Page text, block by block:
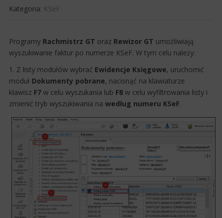
Kategoria: KSeF
Programy Rachmistrz GT oraz Rewizor GT umożliwiają​​
wyszukiwanie faktur po numerze KSeF. W tym celu należy:
1. Z listy modułów wybrać Ewidencje Księgowe, uruchomić
moduł Dokumenty pobrane, nacisnąć na klawiaturze
klawisz F7 w celu wyszukania lub F8 w celu wyfiltrowania listy i
zmienić tryb wyszukiwania na według numeru KSeF.